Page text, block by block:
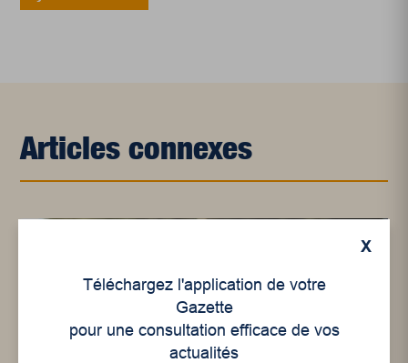
Articles connexes
X
Téléchargez l'application de votre
Gazette
pour une consultation efficace de vos
actualités